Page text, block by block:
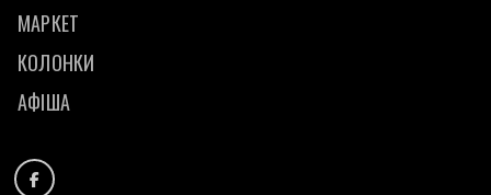
МАРКЕТ
КОЛОНКИ
АФІША